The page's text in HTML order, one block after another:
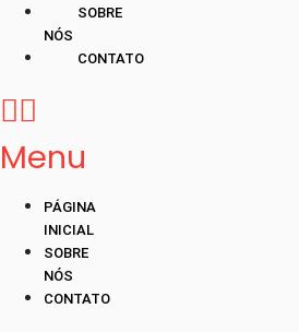
SOBRE
NÓS
CONTATO
Menu
PÁGINA
INICIAL
SOBRE
NÓS
CONTATO